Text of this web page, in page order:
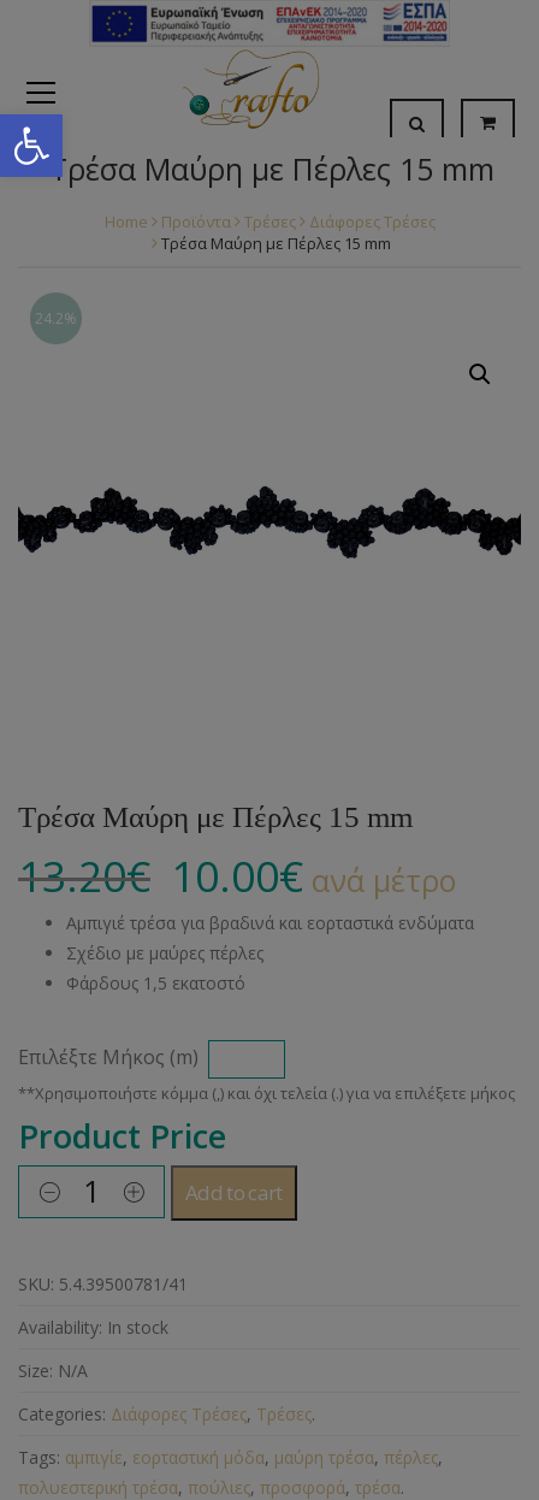
Open toolbar
Τρέσα Μαύρη με Πέρλες 15 mm
Home Προϊόντα Τρέσες
Διάφορες Τρέσες
Τρέσα Μαύρη με Πέρλες 15 mm
24.2%
Τρέσα Μαύρη με Πέρλες 15 mm
13.20€ 10.00€ ανά μέτρο
Αμπιγιέ τρέσα για βραδινά και εορταστικά ενδύματα
Σχέδιο με μαύρες πέρλες
Φάρδους 1,5 εκατοστό
Επιλέξτε Μήκος (m)
Product Price
Add to cart
SKU: 5.4.39500781/41
Availability: In stock
Size: N/A
Categories: Διάφορες Τρέσες, Τρέσες.
Tags: αμπιγίε, εορταστική μόδα, μαύρη τρέσα, πέρλες,
πολυεστερική τρέσα, πούλιες, προσφορά, τρέσα.